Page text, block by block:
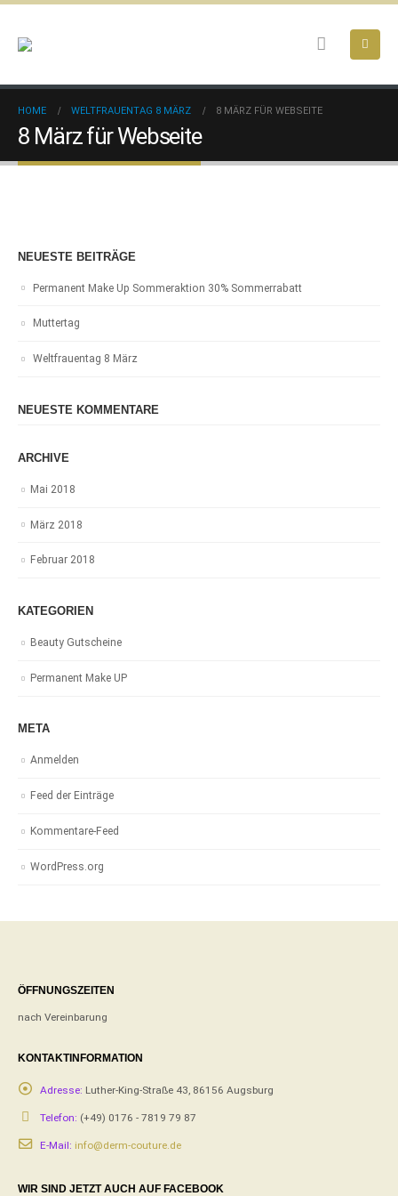
HOME WELTFRAUENTAG 8 MÄRZ 8 MÄRZ FÜR WEBSEITE
8 März für Webseite
NEUESTE BEITRÄGE
Permanent Make Up Sommeraktion 30% Sommerrabatt
Muttertag
Weltfrauentag 8 März
NEUESTE KOMMENTARE
ARCHIVE
Mai 2018
März 2018
Februar 2018
KATEGORIEN
Beauty Gutscheine
Permanent Make UP
META
Anmelden
Feed der Einträge
Kommentare-Feed
WordPress.org
ÖFFNUNGSZEITEN
nach Vereinbarung
KONTAKTINFORMATION
Adresse: Luther-King-Straße 43, 86156 Augsburg
Telefon: (+49) 0176 - 7819 79 87
E-Mail: info@derm-couture.de
WIR SIND JETZT AUCH AUF FACEBOOK